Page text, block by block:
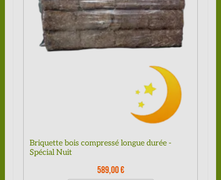
Briquette bois compressé longue durée -
Spécial Nuit
589,00 €